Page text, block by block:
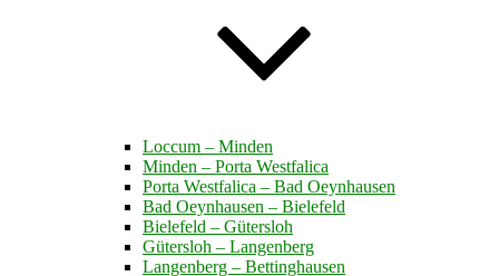
Loccum – Minden
Minden – Porta Westfalica
Porta Westfalica – Bad Oeynhausen
Bad Oeynhausen – Bielefeld
Bielefeld – Gütersloh
Gütersloh – Langenberg
Langenberg – Bettinghausen